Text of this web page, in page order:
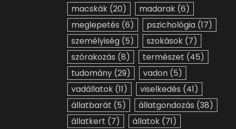
macskák (20) madarak (6)
meglepetés (6) pszichológia (17)
személyiség (5) szokások (7)
szórakozás (8) természet (45)
tudomány (29) vadon (5)
vadállatok (11) viselkedés (41)
állatbarát (5) állatgondozás (38)
állatkert (7) állatok (71)